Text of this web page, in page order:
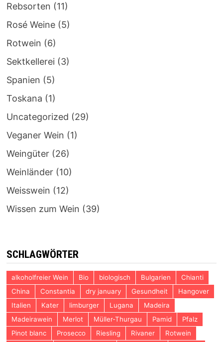
Rebsorten (11)
Rosé Weine(5)
Rotwein (6)
Sektkellerei (3)
Spanien (5)
Toskana (1)
Uncategorized (29)
Veganer Wein (1)
Weingüter(26)
Weinländer(10)
Weisswein (12)
Wissen zum Wein (39)
SCHLAGWÖRTER
alkoholfreier Wein Bio biologisch Bulgarien
Chianti
China
Constantia dry january Gesundheit
Hangover
Italien
Kater limburger Lugana
Madeira
Madeirawein
Merlot Müller-Thurgau Pamid
Pfalz
Pinot blanc
Prosecco Riesling Rivaner
Rotwein